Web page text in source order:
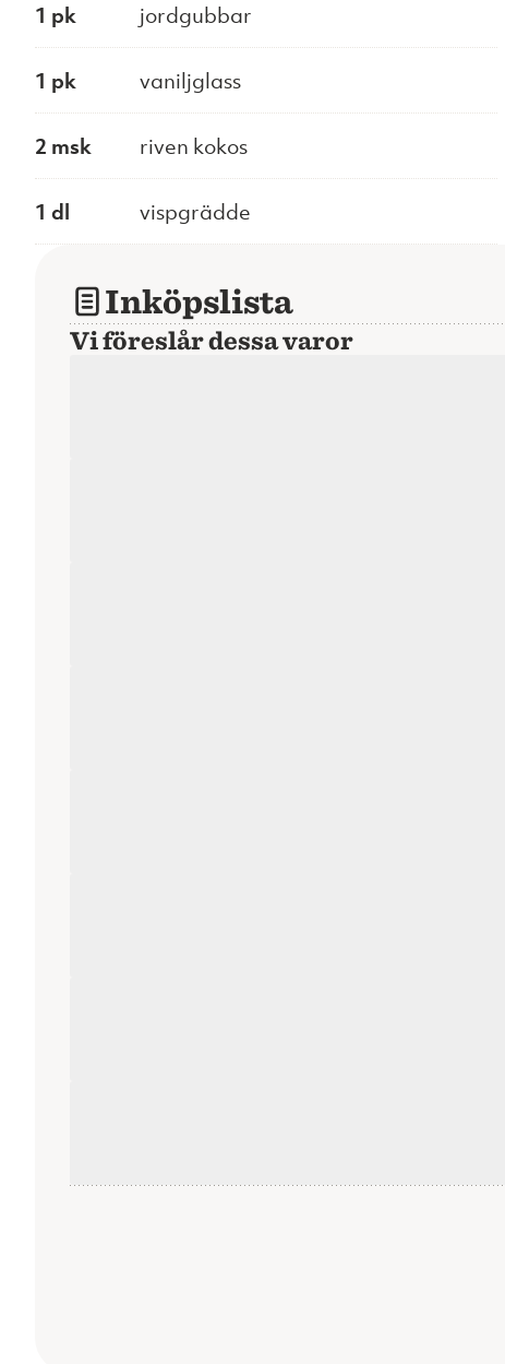
1 pk jordgubbar
1 pk vaniljglass
2 msk riven kokos
1 dl vispgrädde
Inköpslista
Vi föreslår dessa varor